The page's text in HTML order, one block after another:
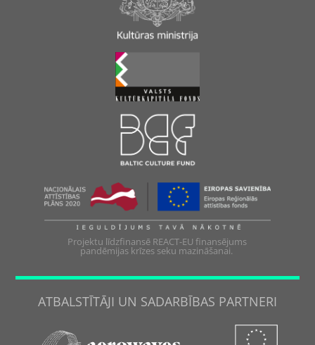
Projektu līdzfinansē REACT-EU finansējums
pandēmijas krīzes seku mazināšanai.
ATBALSTĪTĀJI UN SADARBĪBAS PARTNERI